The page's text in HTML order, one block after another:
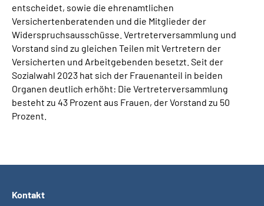
entscheidet, sowie die ehrenamtlichen
Versichertenberatenden und die Mitglieder der
Widerspruchsausschüsse. Vertreterversammlung und
Vorstand sind zu gleichen Teilen mit Vertretern der
Versicherten und Arbeitgebenden besetzt. Seit der
Sozialwahl 2023 hat sich der Frauenanteil in beiden
Organen deutlich erhöht: Die Vertreterversammlung
besteht zu 43 Prozent aus Frauen, der Vorstand zu 50
Prozent.
Kontakt